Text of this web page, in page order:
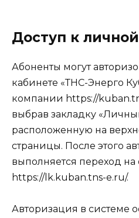
Доступ к
Абоненты могут
кабинете «ТНС-Энерго
компании https://
выбрав закладку
расположенную на
страницы. После этого
выполняется переход на
https://lk.kuban.tns-e.ru/.
Авторизация в системе